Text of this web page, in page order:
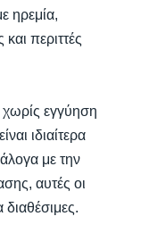
ηρεμία,
περιττές
χωρίς εγγύηση
ιδιαίτερα
με την
αυτές οι
διαθέσιμες.